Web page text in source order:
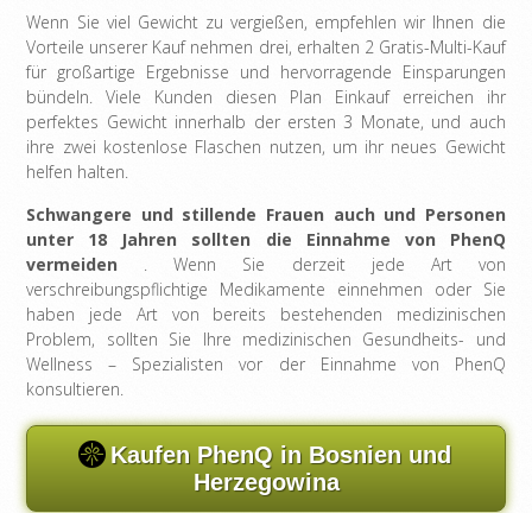
Wenn Sie viel Gewicht zu vergießen, empfehlen wir Ihnen die
Vorteile unserer Kauf nehmen drei, erhalten 2 Gratis-Multi-Kauf
für großartige Ergebnisse und hervorragende Einsparungen
bündeln. Viele Kunden diesen Plan Einkauf erreichen ihr
perfektes Gewicht innerhalb der ersten 3 Monate, und auch
ihre zwei kostenlose Flaschen nutzen, um ihr neues Gewicht
helfen halten.
Schwangere und stillende Frauen auch und Personen
unter 18 Jahren sollten die Einnahme von PhenQ
vermeiden . Wenn Sie derzeit jede Art von
verschreibungspflichtige Medikamente einnehmen oder Sie
haben jede Art von bereits bestehenden medizinischen
Problem, sollten Sie Ihre medizinischen Gesundheits- und
Wellness – Spezialisten vor der Einnahme von PhenQ
konsultieren.
Kaufen PhenQ in Bosnien und
Herzegowina